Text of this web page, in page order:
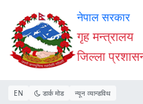
Accessibility
Mode
सुरु
गर्नुहोस्
सामाग्री
पढ्नुहाेस्
नेभिगेसन
पढ्नुहाेस्
वेबसाइट
खोजमा
जानुहोस्
नेपाल सरकार
गृह मन्त्रालय
जिल्ला
EN डार्क मोड न्यून व्यान्डविथ